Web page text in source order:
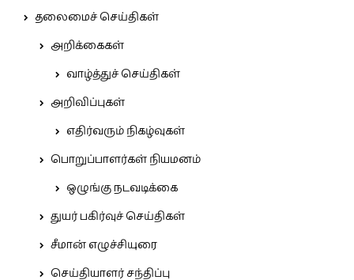
தலைமைச் செய்திகள்
அறிக்கைகள்
வாழ்த்துச் செய்திகள்
அறிவிப்புகள்
எதிர்வரும் நிகழ்வுகள்
பொறுப்பாளர்கள் நியமனம்
ஒழுங்கு நடவடிக்கை
துயர் பகிர்வுச் செய்திகள்
சீமான் எழுச்சியுரை
செய்தியாளர் சந்திப்பு